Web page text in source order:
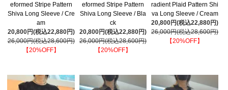
eformed Stripe Pattern
Shiva Long Sleeve / Cre
am
20,800円(税込22,880円)
26,000円(税込28,600円)
【20%OFF】
eformed Stripe Pattern
Shiva Long Sleeve / Bla
ck
20,800円(税込22,880円)
26,000円(税込28,600円)
【20%OFF】
radient Plaid Pattern Shi
va Long Sleeve / Cream
20,800円(税込22,880円)
26,000円(税込28,600円)
【20%OFF】